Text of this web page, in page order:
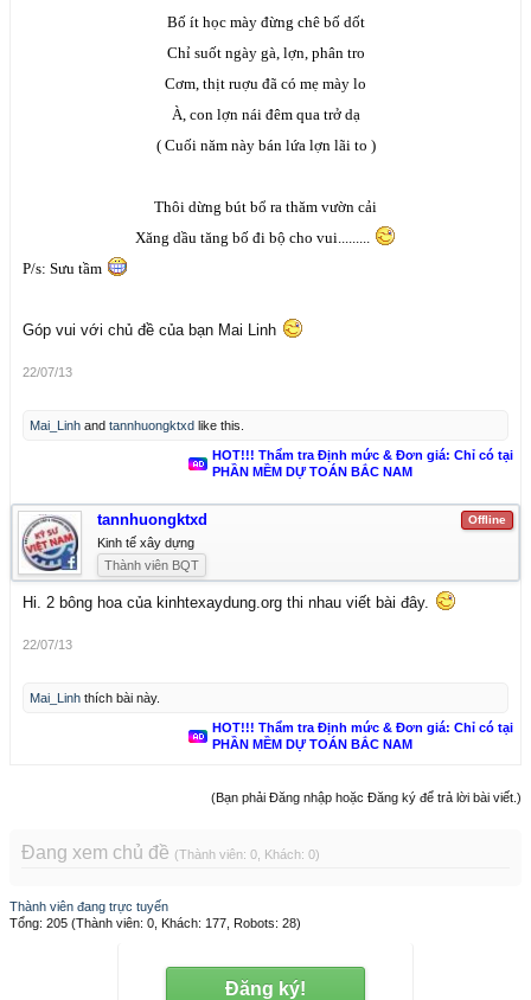
Bố ít học mày đừng chê bố dốt
Chỉ suốt ngày gà, lợn, phân tro
Cơm, thịt ruợu đã có mẹ mày lo
À, con lợn nái đêm qua trở dạ
( Cuối năm này bán lứa lợn lãi to )
Thôi dừng bút bổ ra thăm vườn cải
Xăng dầu tăng bố đi bộ cho vui.........
P/s: Sưu tầm
Góp vui với chủ đề của bạn Mai Linh
22/07/13
Mai_Linh and tannhuongktxd like this.
HOT!!! Thẩm tra Định mức & Đơn giá: Chỉ có tại
PHẦN MỀM DỰ TOÁN BẮC NAM
Offline
tannhuongktxd
Kinh tế xây dựng
Thành viên BQT
Hi. 2 bông hoa của kinhtexaydung.org thi nhau viết bài đây.
22/07/13
Mai_Linh thích bài này.
HOT!!! Thẩm tra Định mức & Đơn giá: Chỉ có tại
PHẦN MỀM DỰ TOÁN BẮC NAM
(Bạn phải Đăng nhập hoặc Đăng ký để trả lời bài viết.)
Đang xem chủ đề (Thành viên: 0, Khách: 0)
Thành viên đang trực tuyến
Tổng: 205 (Thành viên: 0, Khách: 177, Robots: 28)
Đăng ký!